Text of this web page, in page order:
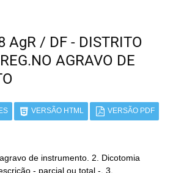
AgR / DF - DISTRITO
AGRAVO DE
VERSÃO HTML VERSÃO PDF
de instrumento. 2. Dicotomia